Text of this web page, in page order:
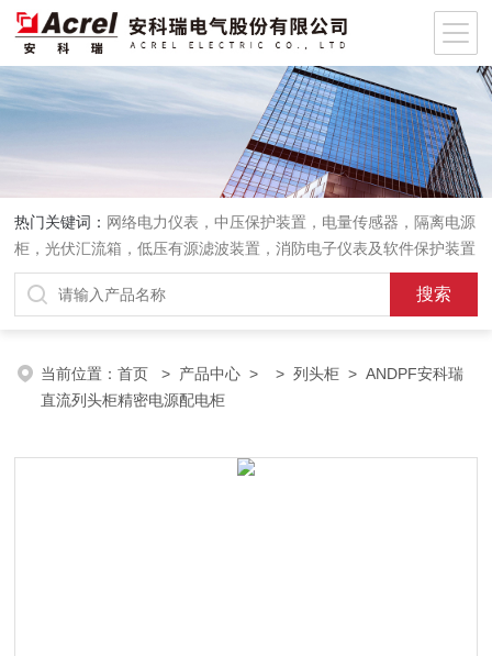
热门关键词： 网络电力仪表，中压保护装置，电量传感器，隔离电源
柜，光伏汇流箱，低压有源滤波装置，消防电子仪表及软件保护装置
当前位置：首页 > 产品中心 > >列头柜 > ANDPF安科瑞
直流列头柜精密电源配电柜